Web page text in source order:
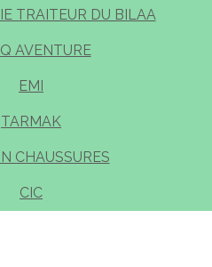
TRAITEUR DU BILAA
AVENTURE
EMI
TARMAK
CHAUSSURES
CIC